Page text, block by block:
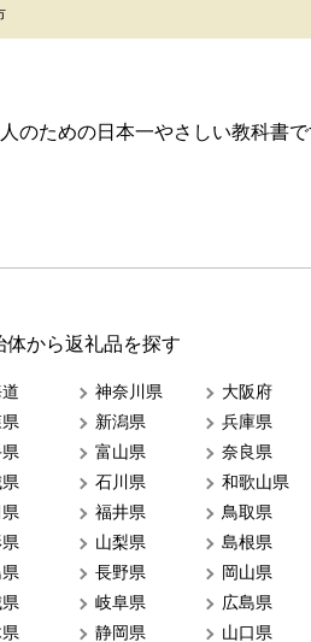
のための日本一やさしい教科書
体から返礼品を探す
神奈川県
新潟県
富山県
石川県
福井県
山梨県
長野県
岐阜県
静岡県
大阪府
兵庫県
奈良県
和歌山県
鳥取県
島根県
岡山県
広島県
山口県